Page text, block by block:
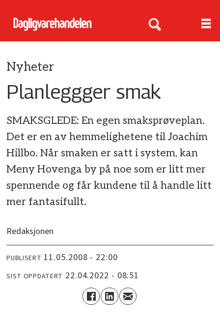
Nyheter
Planleggger smak
SMAKSGLEDE: En egen smaksprøveplan.
Det er en av hemmelighetene til Joachim
Hillbo. Når smaken er satt i system, kan
Meny Hovenga by på noe som er litt mer
spennende og får kundene til å handle litt
mer fantasifullt.
Redaksjonen
PUBLISERT 11.05.2008 - 22:00
SIST OPPDATERT 22.04.2022 - 08:51